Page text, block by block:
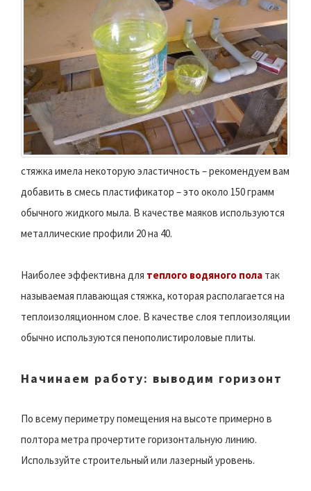
стяжка имела некоторую эластичность – рекомендуем вам
добавить в смесь пластификатор – это около 150 грамм
обычного жидкого мыла. В качестве маяков используются
металлические профили 20 на 40.
Наиболее эффективна для теплого водяного пола так
называемая плавающая стяжка, которая располагается на
теплоизоляционном слое. В качестве слоя теплоизоляции
обычно используются пенополистироловые плиты.
Начинаем работу: выводим горизонт
По всему периметру помещения на высоте примерно в
полтора метра прочертите горизонтальную линию.
Используйте строительный или лазерный уровень.